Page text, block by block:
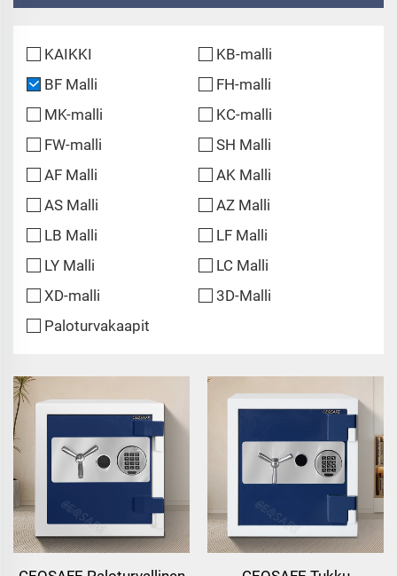
KAIKKI
KB-malli
BF Malli
FH-malli
MK-malli
KC-malli
FW-malli
SH Malli
AF Malli
AK Malli
AS Malli
AZ Malli
LB Malli
LF Malli
LY Malli
LC Malli
XD-malli
3D-Malli
Paloturvakaapit